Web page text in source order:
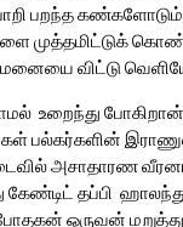
பறந்த கண்களோடும்,
முத்தமிட்டுக்
விட்டு
உறைந்து
பல்கர்களின்
அசாதாரண
தப்பி
ஒருவன்